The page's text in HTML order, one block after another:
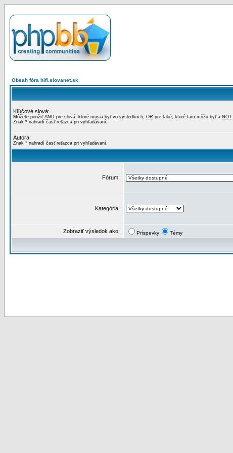
Obsah fóra hifi.slovanet.sk
Kľúčové slová:
Môžete použiť AND pre slová, ktoré musia byť vo výsledkoch, OR pre také, ktoré tam môžu byť a NOT
Znak * nahradí časť reťazca pri vyhľadávaní.
Autora:
Znak * nahradí časť reťazca pri vyhľadávaní.
Fórum:
Kategória:
Zobraziť výsledok ako: Príspevky Témy